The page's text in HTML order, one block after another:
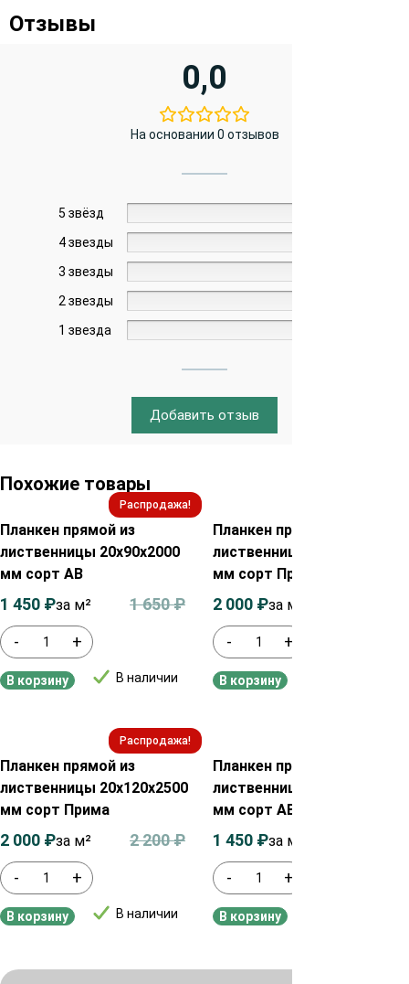
Отзывы
0,0
На основании 0 отзывов
5 звёзд
4 звезды
3 звезды
2 звезды
1 звезда
Добавить отзыв
Похожие товары
Распродажа!
Планкен прямой из
лиственницы 20х90х2000
мм сорт АВ
- +
В наличии
1 650₽
1 450 ₽за м²
В корзину
Планкен прямой из
лиственницы 20х90х2000
мм сорт Прима
- +
2 000 ₽за м²
В корзину
Распродажа!
Планкен прямой из
лиственницы 20х120х2500
мм сорт Прима
- +
В наличии
2 200₽
2 000 ₽за м²
В корзину
Планкен прямой из
лиственницы 20х90х2500
мм сорт АВ
- +
1 450 ₽за м²
В корзину